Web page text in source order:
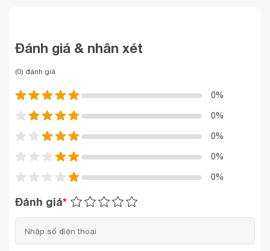
Đánh giá & nhân xét
(0) đánh giá
0%
0%
0%
0%
0%
Đánh giá*